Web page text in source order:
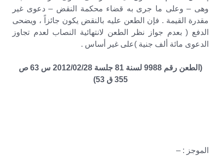
وهى – وعلى ما جرى به قضاء محكمة النقض – دعوى غير
مقدرة القيمة . فإن الطعن عليه بالنقض يكون جائزاً ، ويضحى
الدفع ( بعدم جواز نظر الطعن لانتهائية النصاب لعدم تجاوز
الدعوى مائة ألف جنية )على غير أساس .
(الطعن رقم 9988 لسنة 81 جلسة 2012/02/28 س 63 ص
355 ق 53)
الموجز : –